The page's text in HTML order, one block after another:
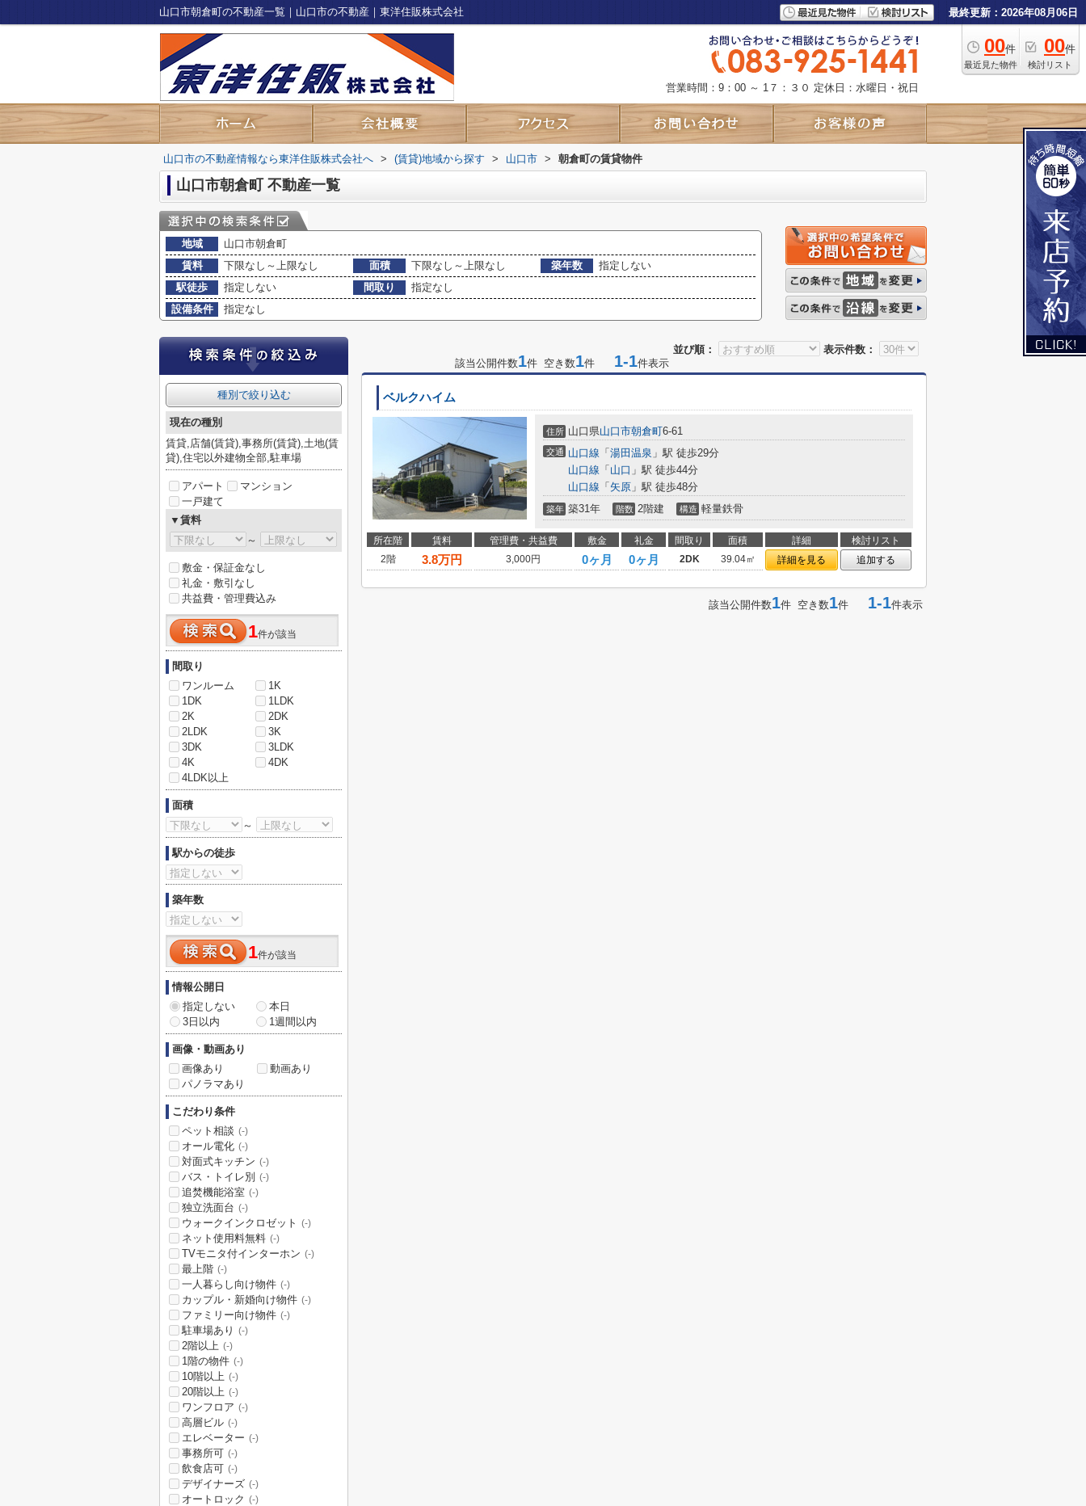
山口市朝倉町の不動産一覧｜山口市の不動産｜東洋住販株式会社 最終更新：2026年08月06日
00件
最近見た物件
00件
検討リスト
営業時間：9：00 ～ 1７：３０ 定休日：水曜日・祝日
山口市の不動産情報なら東洋住販株式会社へ > (賃貸)地域から探す > 山口市 > 朝倉町の賃貸物件
山口市朝倉町 不動産一覧
地域
山口市朝倉町
賃料
下限なし～上限なし 面積 下限なし～上限なし 築年数
指定しない
駅徒歩
指定しない 間取り
指定なし
設備条件
指定なし
並び順：
表示件数：
該当公開件数1件 空き数1件 1-1件表示
ベルクハイム
住所 山口県山口市朝倉町6-61
交通 山口線 「 湯田温泉 」駅 徒歩29分
山口線 「 山口 」駅 徒歩44分
山口線 「 矢原 」駅 徒歩48分
築年 築31年 階数 2階建 構造 軽量鉄骨
所在階 賃料 管理費・共益費 敷金 礼金 間取り 面積 詳細
検討リスト
2階
3.8万円 3,000円 0ヶ月 0ヶ月 2DK 39.04㎡ 詳細を見る 追加する
該当公開件数1件 空き数1件 1-1件表示
種別で絞り込む
現在の種別
賃貸,店舗(賃貸),事務所(賃貸),土地(賃
貸),住宅以外建物全部,駐車場
アパート
マンション
一戸建て
▼賃料
～
敷金・保証金なし
礼金・敷引なし
共益費・管理費込み
1件が該当
間取り
ワンルーム
1K
1DK
1LDK
2K
2DK
2LDK
3K
3DK
3LDK
4K
4DK
4LDK以上
面積
～
駅からの徒歩
築年数
1件が該当
情報公開日
指定しない
本日
3日以内
1週間以内
画像・動画あり
画像あり
動画あり
パノラマあり
こだわり条件
ペット相談 (-)
オール電化 (-)
対面式キッチン (-)
バス・トイレ別 (-)
追焚機能浴室 (-)
独立洗面台 (-)
ウォークインクロゼット (-)
ネット使用料無料 (-)
TVモニタ付インターホン (-)
最上階 (-)
一人暮らし向け物件 (-)
カップル・新婚向け物件 (-)
ファミリー向け物件 (-)
駐車場あり (-)
2階以上 (-)
1階の物件 (-)
10階以上 (-)
20階以上 (-)
ワンフロア (-)
高層ビル (-)
エレベーター (-)
事務所可 (-)
飲食店可 (-)
デザイナーズ (-)
オートロック (-)